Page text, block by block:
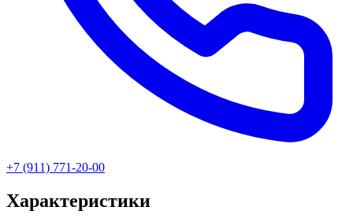
+7 (911) 771-20-00
Характеристики